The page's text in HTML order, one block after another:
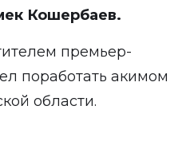
Кошербаев.
премьер-
поработать акимом
области.